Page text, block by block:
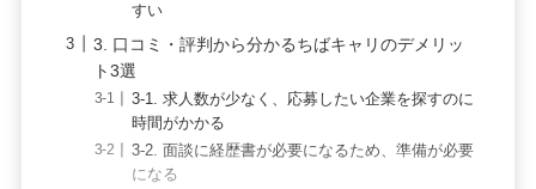
すい
3. 口コミ・評判から分かるちばキャリのデメリッ
ト3選
3-1. 求人数が少なく、応募したい企業を探すのに
時間がかかる
3-2. 面談に経歴書が必要になるため、準備が必要
になる